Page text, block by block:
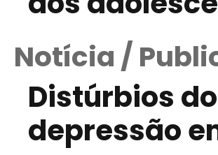
Notícia /
Distúrbios
depressão